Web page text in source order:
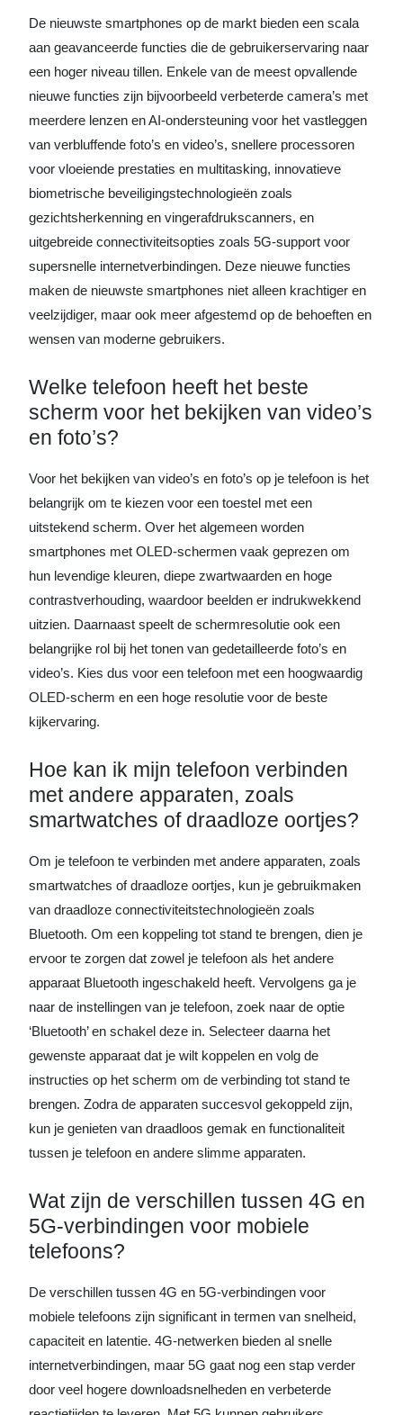
De nieuwste smartphones op de markt bieden een scala
aan geavanceerde functies die de gebruikerservaring naar
een hoger niveau tillen. Enkele van de meest opvallende
nieuwe functies zijn bijvoorbeeld verbeterde camera’s met
meerdere lenzen en AI-ondersteuning voor het vastleggen
van verbluffende foto’s en video’s, snellere processoren
voor vloeiende prestaties en multitasking, innovatieve
biometrische beveiligingstechnologieën zoals
gezichtsherkenning en vingerafdrukscanners, en
uitgebreide connectiviteitsopties zoals 5G-support voor
supersnelle internetverbindingen. Deze nieuwe functies
maken de nieuwste smartphones niet alleen krachtiger en
veelzijdiger, maar ook meer afgestemd op de behoeften en
wensen van moderne gebruikers.
Welke telefoon heeft het beste
scherm voor het bekijken van video’s
en foto’s?
Voor het bekijken van video’s en foto’s op je telefoon is het
belangrijk om te kiezen voor een toestel met een
uitstekend scherm. Over het algemeen worden
smartphones met OLED-schermen vaak geprezen om
hun levendige kleuren, diepe zwartwaarden en hoge
contrastverhouding, waardoor beelden er indrukwekkend
uitzien. Daarnaast speelt de schermresolutie ook een
belangrijke rol bij het tonen van gedetailleerde foto’s en
video’s. Kies dus voor een telefoon met een hoogwaardig
OLED-scherm en een hoge resolutie voor de beste
kijkervaring.
Hoe kan ik mijn telefoon verbinden
met andere apparaten, zoals
smartwatches of draadloze oortjes?
Om je telefoon te verbinden met andere apparaten, zoals
smartwatches of draadloze oortjes, kun je gebruikmaken
van draadloze connectiviteitstechnologieën zoals
Bluetooth. Om een koppeling tot stand te brengen, dien je
ervoor te zorgen dat zowel je telefoon als het andere
apparaat Bluetooth ingeschakeld heeft. Vervolgens ga je
naar de instellingen van je telefoon, zoek naar de optie
‘Bluetooth’ en schakel deze in. Selecteer daarna het
gewenste apparaat dat je wilt koppelen en volg de
instructies op het scherm om de verbinding tot stand te
brengen. Zodra de apparaten succesvol gekoppeld zijn,
kun je genieten van draadloos gemak en functionaliteit
tussen je telefoon en andere slimme apparaten.
Wat zijn de verschillen tussen 4G en
5G-verbindingen voor mobiele
telefoons?
De verschillen tussen 4G en 5G-verbindingen voor
mobiele telefoons zijn significant in termen van snelheid,
capaciteit en latentie. 4G-netwerken bieden al snelle
internetverbindingen, maar 5G gaat nog een stap verder
door veel hogere downloadsnelheden en verbeterde